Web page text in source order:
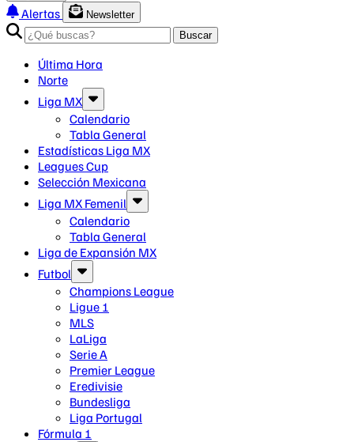
Alertas
Newsletter
Buscar
Última Hora
Norte
Liga MX
Calendario
Tabla General
Estadísticas Liga MX
Leagues Cup
Selección Mexicana
Liga MX Femenil
Calendario
Tabla General
Liga de Expansión MX
Futbol
Champions League
Ligue 1
MLS
LaLiga
Serie A
Premier League
Eredivisie
Bundesliga
Liga Portugal
Fórmula 1